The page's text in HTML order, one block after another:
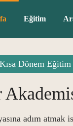
Eğitim
Kısa Dönem Eğitim
adım atmak